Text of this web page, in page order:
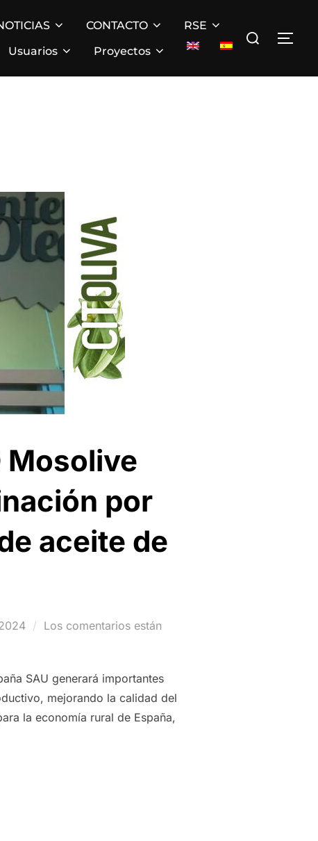
CONTACTO
RSE
Usuarios
Proyectos
Buscar:
Mosolive
por
aceite de
Los comentarios están
SAU generará importantes
mejorando la calidad del
la economía rural de España,
EL GO MOSOLIVE 10×10 PARA MINIMIZAR LA